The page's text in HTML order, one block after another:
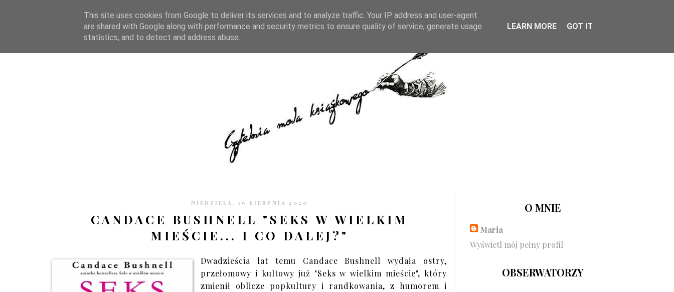
STRONA GŁÓWNA WSPÓŁPRACA RECENZJE O STRONIE KONTAKT CZYTELNIA PO GODZINACH
NIEDZIELA, 16 SIERPNIA 2020
CANDACE BUSHNELL "SEKS W WIELKIM
MIEŚCIE... I CO DALEJ?"
Dwadzieścia lat temu Candace Bushnell wydała ostry,
przełomowy i kultowy już "Seks w wielkim mieście", który
zmienił oblicze popkultury i randkowania, z humorem i
O MNIE
Maria
Wyświetl mój pełny profil
OBSERWATORZY
This site uses cookies from Google to deliver its services and to analyze traffic. Your IP address and user-agent
are shared with Google along with performance and security metrics to ensure quality of service, generate usage
statistics, and to detect and address abuse.
LEARN MORE GOT IT